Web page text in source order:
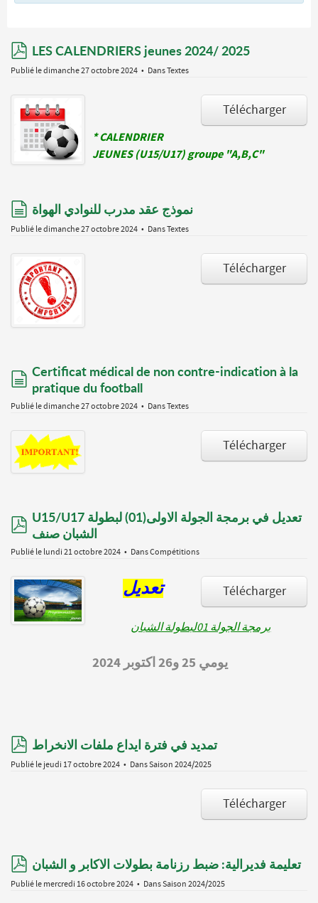
pdf
LES CALENDRIERS jeunes 2024/ 2025
Publié le dimanche 27 octobre 2024 DansTextes
Télécharger
* CALENDRIER
JEUNES (U15/U17) groupe "A,B,C"
document
نموذج عقد مدرب للنوادي الهواة
Publié le dimanche 27 octobre 2024 DansTextes
Télécharger
document
Certificat médical de non contre-indication à la
pratique du football
Publié le dimanche 27 octobre 2024 DansTextes
Télécharger
pdf
U15/U17 تعديل في برمجة الجولة الاولى(01) لبطولة
الشبان صنف
Publié le lundi 21 octobre 2024 DansCompétitions
Télécharger تعديل
برمجة الجولة 01لبطولة الشبان
يومي 25 و26 اكتوبر 2024
pdf
تمديد في فترة ايداع ملفات الانخراط
Publié le jeudi 17 octobre 2024 DansSaison 2024/2025
Télécharger
pdf
تعليمة فديرالية: ضبط رزنامة بطولات الاكابر و الشبان
Publié le mercredi 16 octobre 2024 DansSaison 2024/2025